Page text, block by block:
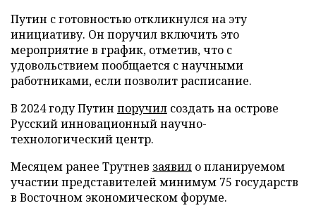
Путин с готовностью откликнулся на эту
инициативу. Он поручил включить это
мероприятие в график, отметив, что с
удовольствием пообщается с научными
работниками, если позволит расписание.
В 2024 году Путин поручил создать на острове
Русский инновационный научно-
технологический центр.
Месяцем ранее Трутнев заявил о планируемом
участии представителей минимум 75 государств
в Восточном экономическом форуме.